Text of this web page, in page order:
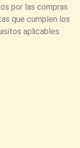
por las compras
que cumplen los
aplicables.